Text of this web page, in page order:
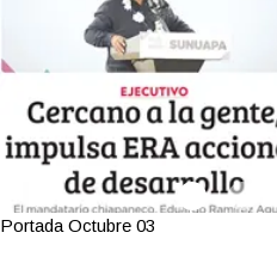
Portada Octubre 03